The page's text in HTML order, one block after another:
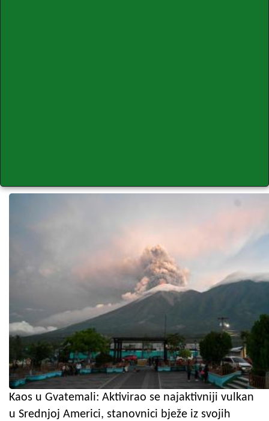
Kaos u Gvatemali: Aktivirao se najaktivniji vulkan
u Srednjoj Americi, stanovnici bježe iz svojih